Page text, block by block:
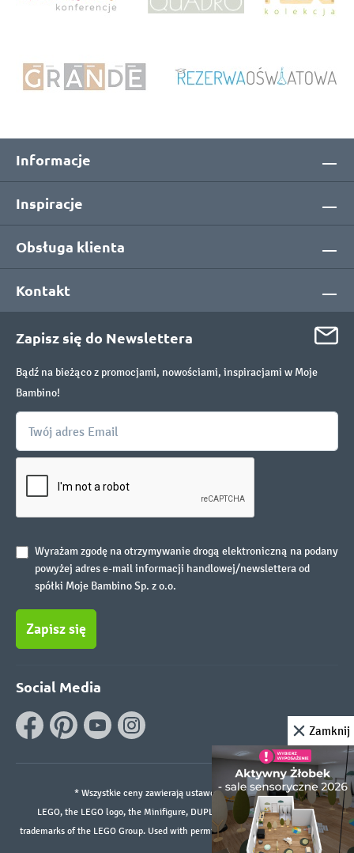
Informacje
Inspiracje
Obsługa klienta
Kontakt
Zapisz się do Newslettera
Bądź na bieżąco z promocjami, nowościami, inspiracjami w Moje
Bambino!
Wyrażam zgodę na otrzymywanie drogą elektroniczną na podany
powyżej adres e-mail informacji handlowej/newslettera od
spółki Moje Bambino Sp. z o.o.
Zapisz się
Social Media
* Wszystkie ceny zawierają ustawowy podatek VAT.
LEGO, the LEGO logo, the Minifigure, DUPLO, and the SPIKE logo are
trademarks of the LEGO Group. Used with permission. ©2026 The LEGO Group
Zamknij